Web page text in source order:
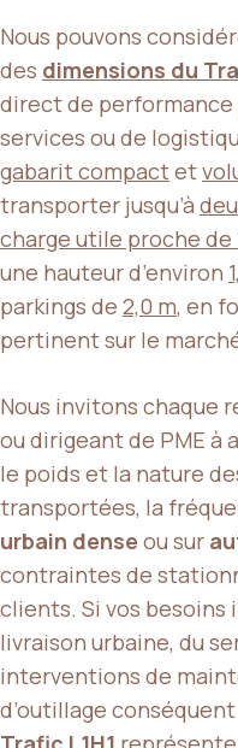
Nous pouvons
des dimensions du
direct de
services ou de
gabarit compactet
transporter jusqu’à
charge utile proche de
une hauteur d’environ
parkings de 2,0 m, en
pertinent sur le
Nous invitons chaque
ou dirigeant de PME à
le poids et la nature
transportées, la
urbain dense ou sur
contraintes de
clients. Si vos
livraison urbaine, du
interventions de
d’outillage